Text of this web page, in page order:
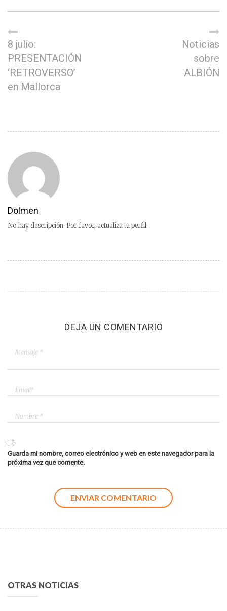
8 julio:
PRESENTACIÓN
‘RETROVERSO’
en Mallorca
Noticias
sobre
ALBIÓN
Dolmen
No hay descripción. Por favor, actualiza tu perfil.
DEJA UN COMENTARIO
Guarda mi nombre, correo electrónico y web en este navegador para la
próxima vez que comente.
OTRAS NOTICIAS